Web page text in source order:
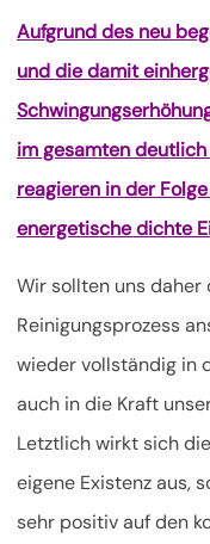
Aufgrund des neu
und die damit
im gesamten
reagieren in der
energetische dichte
Wir sollten uns
Reinigungsprozess
wieder vollständig in
auch in die Kraft
Letztlich wirkt sich
eigene Existenz aus,
sehr positiv auf den